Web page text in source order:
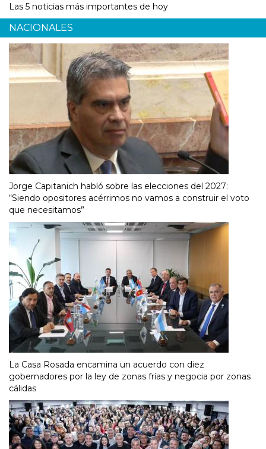
Las 5 noticias más importantes de hoy
NACIONALES
Jorge Capitanich habló sobre las elecciones del 2027:
“Siendo opositores acérrimos no vamos a construir el voto
que necesitamos”
La Casa Rosada encamina un acuerdo con diez
gobernadores por la ley de zonas frías y negocia por zonas
cálidas